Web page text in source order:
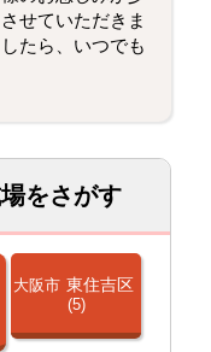
せていただきま
たら、いつでも
をさがす
大阪市 東住吉区
(5)